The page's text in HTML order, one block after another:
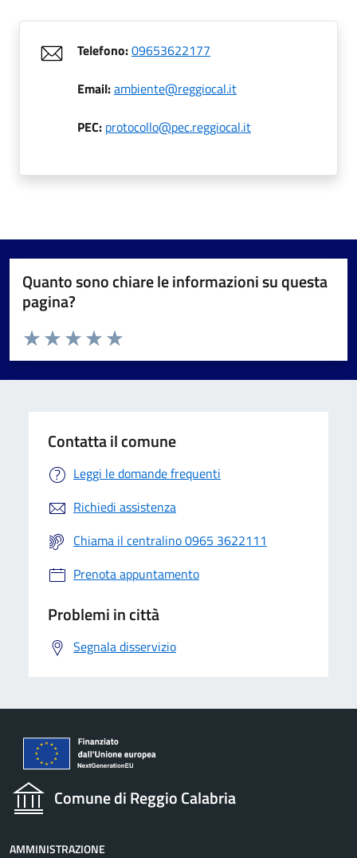
Telefono:09653622177
Email:ambiente@reggiocal.it
PEC: protocollo@pec.reggiocal.it
Quanto sono chiare le informazioni su questa
pagina?
Valuta da 1 a 5 stelle la pagina
Valuta 5 stelle su 5
Valuta 4 stelle su 5
Valuta 3 stelle su 5
Valuta 2 stelle su 5
Valuta 1 stelle su 5
Contatta il comune
Leggi le domande frequenti
Richiedi assistenza
Chiama il centralino 0965 3622111
Prenota appuntamento
Problemi in città
Segnala disservizio
Comune di Reggio Calabria
AMMINISTRAZIONE